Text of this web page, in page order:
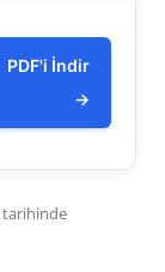
PDF'i İndir
→
tarihinde